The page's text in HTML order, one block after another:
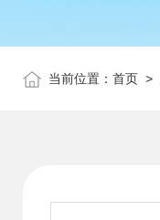
当前位置： 首页 >